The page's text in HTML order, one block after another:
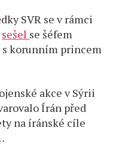
SVR se v rámci
sešel se šéfem
s korunním princem
akce v Sýrii
Írán před
na íránské cíle